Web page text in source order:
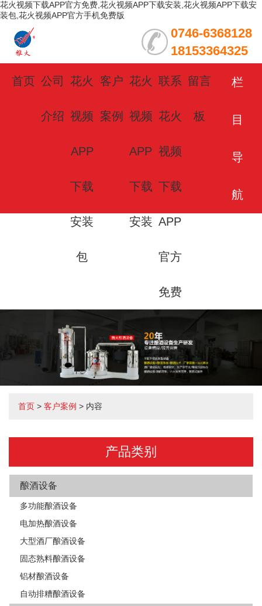
花火视频下载APP官方免费,花火视频APP下载安装,花火视频APP下载安
装包,花火视频APP官方手机免费版
0746-6368128
18153364325
首页 公司
介绍
花火
视频
APP
下载
安装
包
客户
案例
花火
视频
APP
下载
安装
联系
花火
视频
下载
APP
官方
免费
留言
板
栏
目
导
航
首页 > 客户案例 > 内容
产品类别
酿酒设备
多功能酿酒设备
电加热酿酒设备
大型酒厂酿酒设备
固态熟料酿酒设备
铝材酿酒设备
自动排糟酿酒设备